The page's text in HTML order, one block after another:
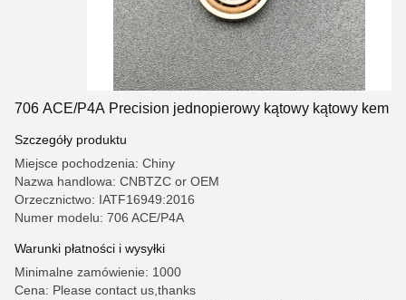
706 ACE/P4A Precision jednopierowy kątowy kątowy kem
Szczegóły produktu
Miejsce pochodzenia: Chiny
Nazwa handlowa: CNBTZC or OEM
Orzecznictwo: IATF16949:2016
Numer modelu: 706 ACE/P4A
Warunki płatności i wysyłki
Minimalne zamówienie: 1000
Cena: Please contact us,thanks